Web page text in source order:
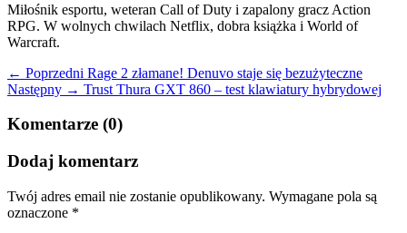
Miłośnik esportu, weteran Call of Duty i zapalony gracz Action
RPG. W wolnych chwilach Netflix, dobra książka i World of
Warcraft.
← Poprzedni Rage 2 złamane! Denuvo staje się bezużyteczne
Następny → Trust Thura GXT 860 – test klawiatury hybrydowej
Komentarze (0)
Dodaj komentarz
Twój adres email nie zostanie opublikowany. Wymagane pola są
oznaczone *